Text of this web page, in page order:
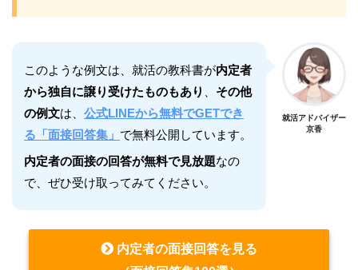
このような例文は、就活の教科書が内定者
から独自に譲り受けたものもあり
その他
の例文は、 公式LINEから無料でGETでき
る「面接回答集」 で無料公開しています。
内定者の面接の回答が無料で見放題なの
で、ぜひ受け取ってみてください。
就活アドバイザー
京香
内定者の面接回答を見る